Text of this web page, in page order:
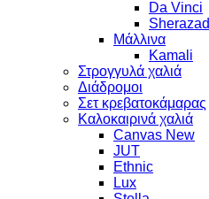
Da Vinci
Sherazad
Μάλλινα
Kamali
Στρογγυλά χαλιά
Διάδρομοι
Σετ κρεβατοκάμαρας
Καλοκαιρινά χαλιά
Canvas New
JUT
Ethnic
Lux